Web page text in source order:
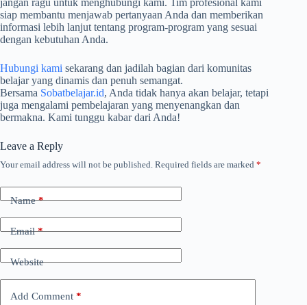
jangan ragu untuk menghubungi kami. Tim profesional kami
siap membantu menjawab pertanyaan Anda dan memberikan
informasi lebih lanjut tentang program-program yang sesuai
dengan kebutuhan Anda.
Hubungi kami sekarang dan jadilah bagian dari komunitas
belajar yang dinamis dan penuh semangat.
Bersama Sobatbelajar.id, Anda tidak hanya akan belajar, tetapi
juga mengalami pembelajaran yang menyenangkan dan
bermakna. Kami tunggu kabar dari Anda!
Leave a Reply
Your email address will not be published. Required fields are marked *
Name*
Email*
Website
Add Comment *